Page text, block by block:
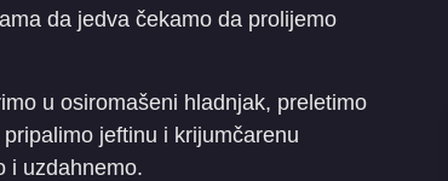
da jedva čekamo da prolijemo
u osiromašeni hladnjak, preletimo
jeftinu i krijumčarenu
i uzdahnemo.